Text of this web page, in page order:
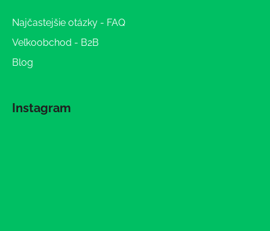
Najčastejšie otázky - FAQ
Veľkoobchod - B2B
Blog
Instagram